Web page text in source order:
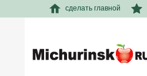
сделать главной